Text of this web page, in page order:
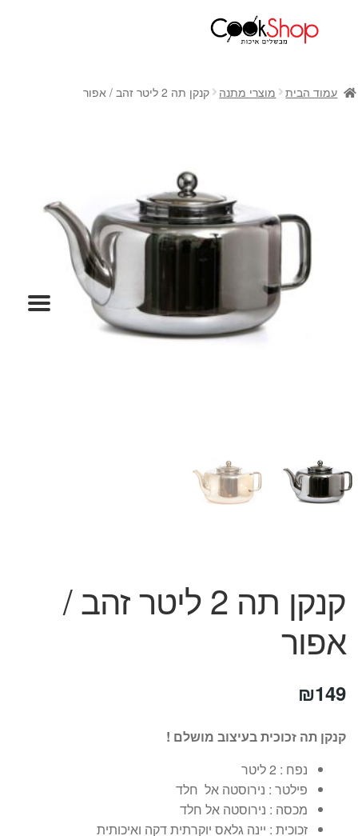
חנות
מוצרי חשמל למטבח
גאדג'טס וכלי מטבח
אחסון למטבח
סכינים
אפייה
מתכונים שלכם
מאמרים
עגלת קניות
עמוד הבית מוצרי מתנה קנקן תה 2 ליטר זהב / אפור
קנקן תה 2 ליטר זהב /
אפור
₪149
קנקן תה זכוכית בעיצוב מושלם !
נפח : 2 ליטר
פילטר : נירוסטה אל חלד
מכסה : נירוסטה אל חלד
זכוכית : יינה גלאס יוקרתית דקה ואיכותית